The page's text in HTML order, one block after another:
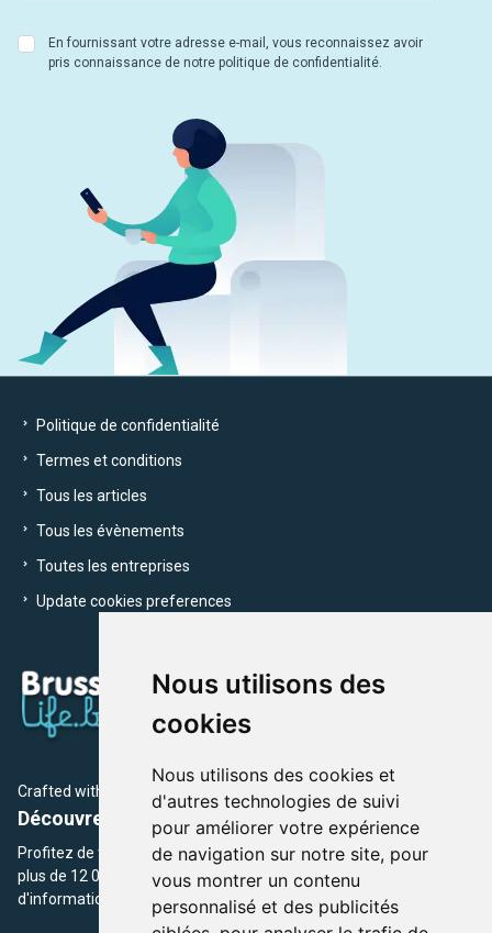
Nous utilisons des
cookies
Nous utilisons des cookies et
d'autres technologies de suivi
pour améliorer votre expérience
de navigation sur notre site, pour
vous montrer un contenu
personnalisé et des publicités
En fournissant votre adresse e-mail, vous reconnaissez avoir
pris connaissance de notre politique de confidentialité.
Politique de confidentialité
Termes et conditions
Tous les articles
Tous les évènements
Toutes les entreprises
Update cookies preferences
Crafted with by Brusselslife Team
Découvrez plus de 12 000 adresses et événements
Profitez de toutes les sections de BrusselsLife.be et découvrez
plus de 12 000 adresses et un grand choix d'événements,
d'informations et de conseils et astuces de notre écriture.